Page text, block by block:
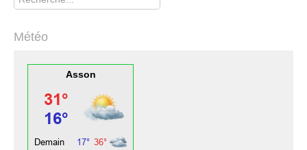
Météo
Asson